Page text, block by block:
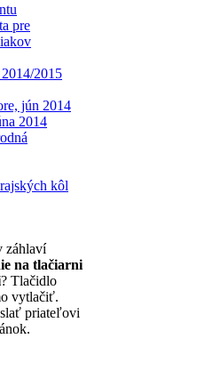
pre
2015
jún 2014
2014
kôl
záhlaví
na tlačiarni
? Tlačidlo
vytlačiť.
priateľovi